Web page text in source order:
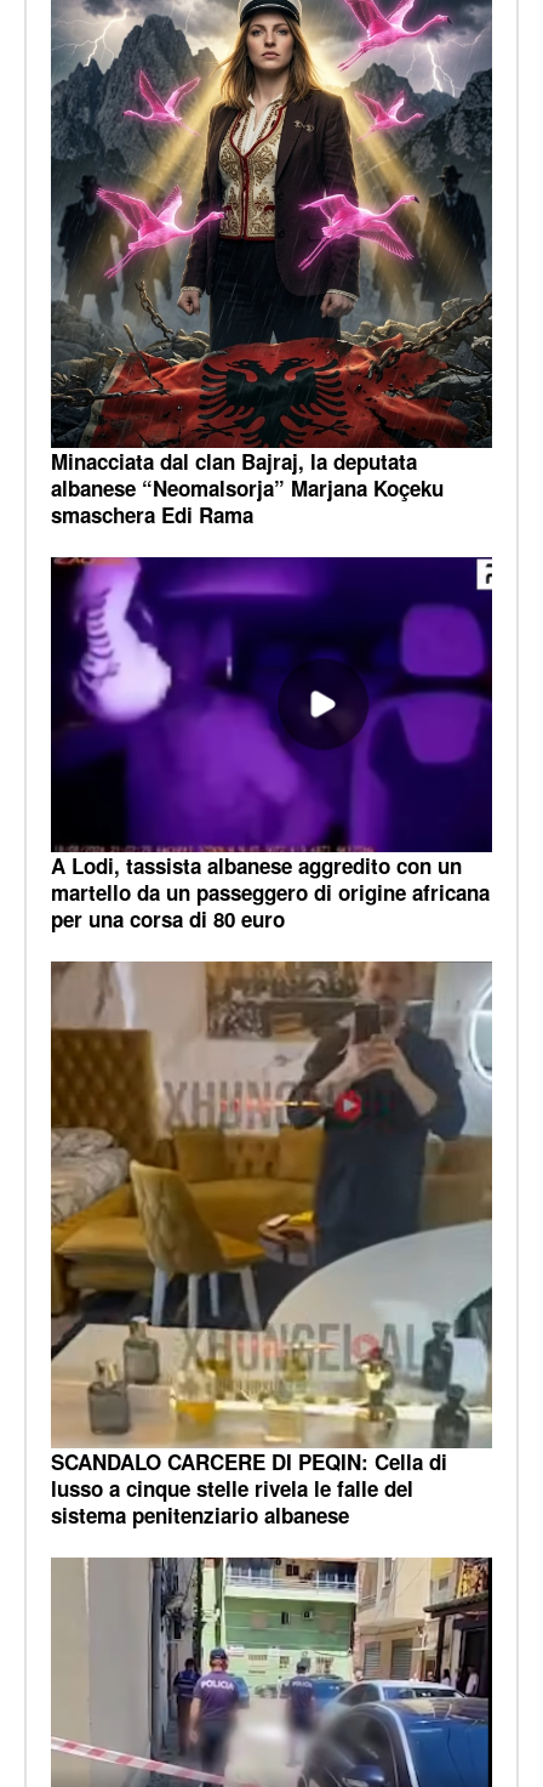
Minacciata dal clan Bajraj, la deputata
albanese “Neomalsorja” Marjana Koçeku
smaschera Edi Rama
A Lodi, tassista albanese aggredito con un
martello da un passeggero di origine africana
per una corsa di 80 euro
SCANDALO CARCERE DI PEQIN: Cella di
lusso a cinque stelle rivela le falle del
sistema penitenziario albanese